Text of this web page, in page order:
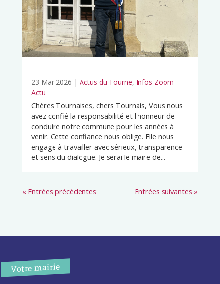
23 Mar 2026 | Actus du Tourne, Infos Zoom
Actu
Chères Tournaises, chers Tournais, Vous nous
avez confié la responsabilité et l'honneur de
conduire notre commune pour les années à
venir. Cette confiance nous oblige. Elle nous
engage à travailler avec sérieux, transparence
et sens du dialogue. Je serai le maire de...
« Entrées précédentes Entrées suivantes »
Votre mairie